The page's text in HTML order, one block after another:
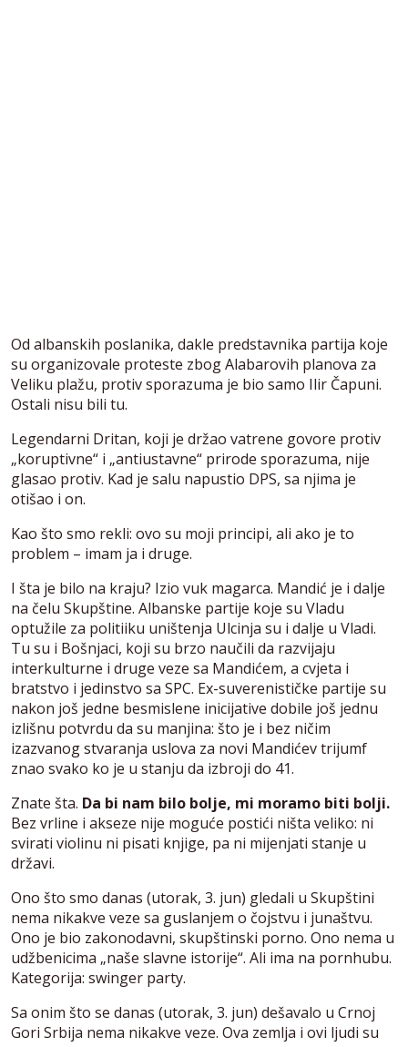
Od albanskih poslanika, dakle predstavnika partija koje
su organizovale proteste zbog Alabarovih planova za
Veliku plažu, protiv sporazuma je bio samo Ilir Čapuni.
Ostali nisu bili tu.
Legendarni Dritan, koji je držao vatrene govore protiv
„koruptivne“ i „antiustavne“ prirode sporazuma, nije
glasao protiv. Kad je salu napustio DPS, sa njima je
otišao i on.
Kao što smo rekli: ovo su moji principi, ali ako je to
problem – imam ja i druge.
I šta je bilo na kraju? Izio vuk magarca. Mandić je i dalje
na čelu Skupštine. Albanske partije koje su Vladu
optužile za politiiku uništenja Ulcinja su i dalje u Vladi.
Tu su i Bošnjaci, koji su brzo naučili da razvijaju
interkulturne i druge veze sa Mandićem, a cvjeta i
bratstvo i jedinstvo sa SPC. Ex-suverenističke partije su
nakon još jedne besmislene inicijative dobile još jednu
izlišnu potvrdu da su manjina: što je i bez ničim
izazvanog stvaranja uslova za novi Mandićev trijumf
znao svako ko je u stanju da izbroji do 41.
Znate šta. Da bi nam bilo bolje, mi moramo biti bolji.
Bez vrline i akseze nije moguće postići ništa veliko: ni
svirati violinu ni pisati knjige, pa ni mijenjati stanje u
državi.
Ono što smo danas (utorak, 3. jun) gledali u Skupštini
nema nikakve veze sa guslanjem o čojstvu i junaštvu.
Ono je bio zakonodavni, skupštinski porno. Ono nema u
udžbenicima „naše slavne istorije“. Ali ima na pornhubu.
Kategorija: swinger party.
Sa onim što se danas (utorak, 3. jun) dešavalo u Crnoj
Gori Srbija nema nikakve veze. Ova zemlja i ovi ljudi su